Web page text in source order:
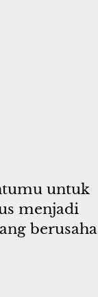
untuk
menjadi
berusaha